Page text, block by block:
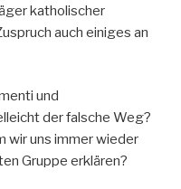
katholischer
auch einiges an
und
der falsche Weg?
wir uns immer wieder
Gruppe erklären?